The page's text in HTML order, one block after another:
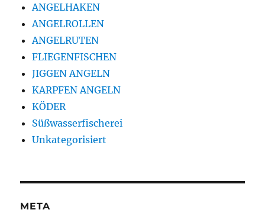
ANGELHAKEN
ANGELROLLEN
ANGELRUTEN
FLIEGENFISCHEN
JIGGEN ANGELN
KARPFEN ANGELN
KÖDER
Süßwasserfischerei
Unkategorisiert
META